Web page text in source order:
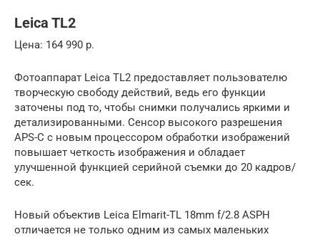
Leica TL2
Цена: 164 990 р.
Фотоаппарат Leica TL2 предоставляет пользователю
творческую свободу действий, ведь его функции
заточены под то, чтобы снимки получались яркими и
детализированными. Сенсор высокого разрешения
APS-C с новым процессором обработки изображений
повышает четкость изображения и обладает
улучшенной функцией серийной съемки до 20 кадров/
сек.
Новый объектив Leica Elmarit-TL 18mm f/2.8 ASPH
отличается не только одним из самых маленьких